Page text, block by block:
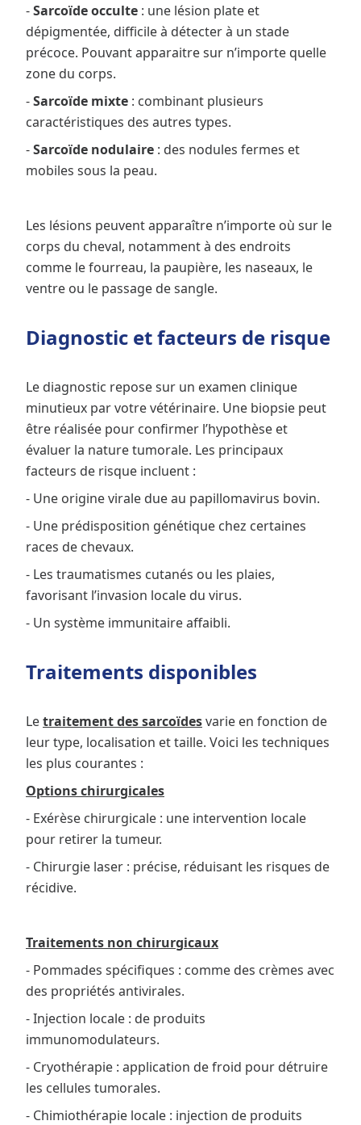
-Sarcoïde occulte : une lésion plate et
dépigmentée, difficile à détecter à un stade
précoce. Pouvant apparaitre sur n’importe quelle
zone du corps.
-Sarcoïde mixte : combinant plusieurs
caractéristiques des autres types.
-Sarcoïde nodulaire : des nodules fermes et
mobiles sous la peau.
Les lésions peuvent apparaître n’importe où sur le
corps du cheval, notamment à des endroits
comme le fourreau, la paupière, les naseaux, le
ventre ou le passage de sangle.
Diagnostic et facteurs de risque
Le diagnostic repose sur un examen clinique
minutieux par votre vétérinaire. Une biopsie peut
être réalisée pour confirmer l’hypothèse et
évaluer la nature tumorale. Les principaux
facteurs de risque incluent :
- Une origine virale due au papillomavirus bovin.
- Une prédisposition génétique chez certaines
races de chevaux.
- Les traumatismes cutanés ou les plaies,
favorisant l’invasion locale du virus.
- Un système immunitaire affaibli.
Traitements disponibles
Letraitement des sarcoïdesvarie en fonction de
leur type, localisation et taille. Voici les techniques
les plus courantes :
Options chirurgicales
- Exérèse chirurgicale : une intervention locale
pour retirer la tumeur.
- Chirurgie laser : précise, réduisant les risques de
récidive.
Traitements non chirurgicaux
- Pommades spécifiques : comme des crèmes avec
des propriétés antivirales.
- Injection locale : de produits
immunomodulateurs.
- Cryothérapie : application de froid pour détruire
les cellules tumorales.
- Chimiothérapie locale : injection de produits